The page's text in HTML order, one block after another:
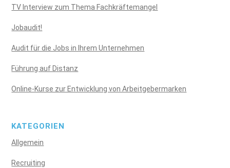
TV Interview zum Thema Fachkräftemangel
Jobaudit!
Audit für die Jobs in Ihrem Unternehmen
Führung auf Distanz
Online-Kurse zur Entwicklung von Arbeitgebermarken
KATEGORIEN
Allgemein
Recruiting